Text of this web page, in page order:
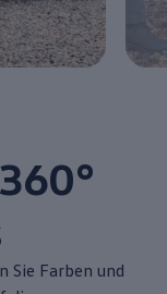
360°
Sie Farben und